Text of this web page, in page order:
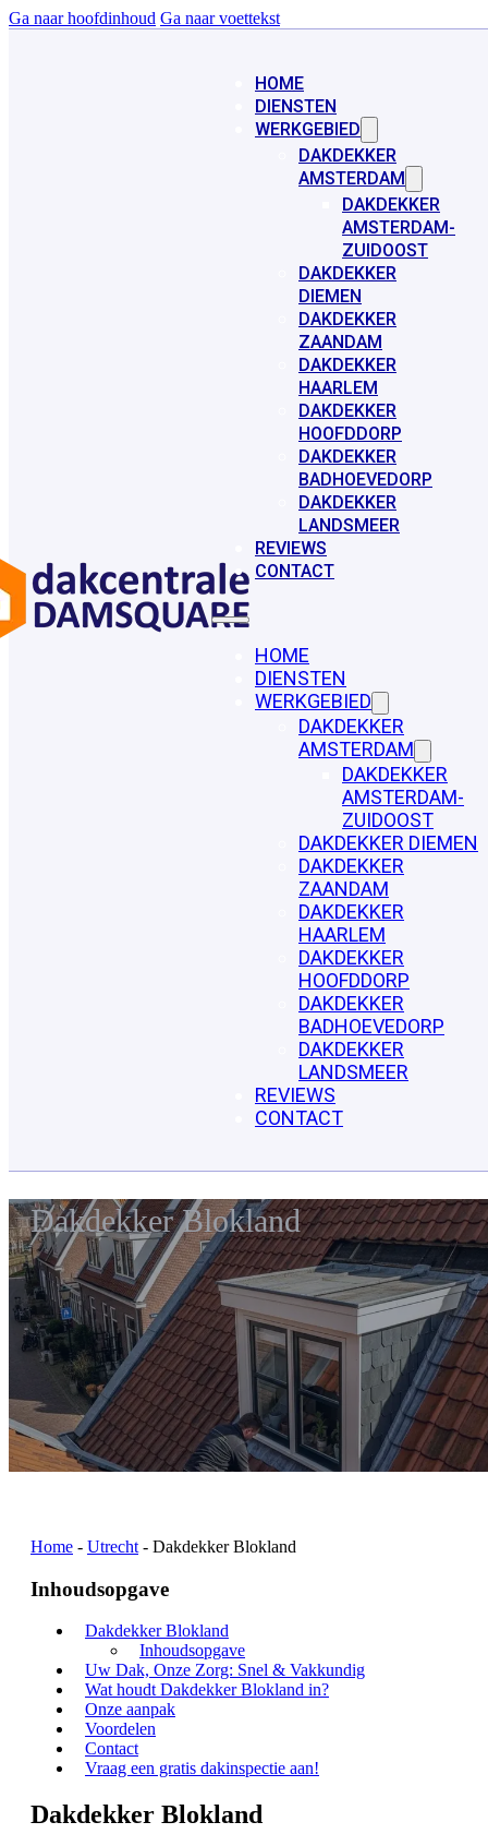
Ga naar hoofdinhoud Ga naar voettekst
HOME
DIENSTEN
WERKGEBIED
DAKDEKKER
AMSTERDAM
DAKDEKKER
AMSTERDAM-
ZUIDOOST
DAKDEKKER
DIEMEN
DAKDEKKER
ZAANDAM
DAKDEKKER
HAARLEM
DAKDEKKER
HOOFDDORP
DAKDEKKER
BADHOEVEDORP
DAKDEKKER
LANDSMEER
REVIEWS
CONTACT
HOME
DIENSTEN
WERKGEBIED
DAKDEKKER
AMSTERDAM
DAKDEKKER
AMSTERDAM-
ZUIDOOST
DAKDEKKER DIEMEN
DAKDEKKER
ZAANDAM
DAKDEKKER
HAARLEM
DAKDEKKER
HOOFDDORP
DAKDEKKER
BADHOEVEDORP
DAKDEKKER
LANDSMEER
REVIEWS
CONTACT
Dakdekker Blokland
Home - Utrecht - Dakdekker Blokland
Inhoudsopgave
Dakdekker Blokland
Inhoudsopgave
Uw Dak, Onze Zorg: Snel & Vakkundig
Wat houdt Dakdekker Blokland in?
Onze aanpak
Voordelen
Contact
Vraag een gratis dakinspectie aan!
Dakdekker Blokland